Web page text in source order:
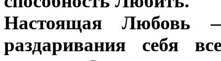
Настоящая Любовь
раздаривания себя